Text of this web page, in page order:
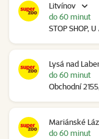
Litvínov
STOP SHOP,
do 60 minut
Lysá nad
Obchodní
do 60 minut
Mariánské
do 60 minut